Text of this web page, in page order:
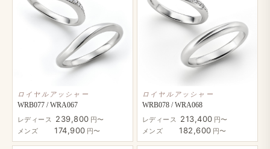
ロイヤルアッシャー
WRB077 / WRA067
レディース 239,800 円〜
メンズ
174,900 円〜
ロイヤルアッシャー
WRB078 / WRA068
レディース 213,400 円〜
メンズ
182,600 円〜